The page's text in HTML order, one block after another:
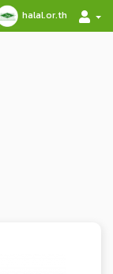
halal.or.th